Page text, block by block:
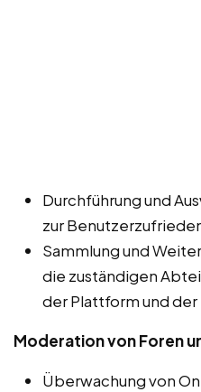
Durchführung und
zur
Sammlung und
die zuständigen
der Plattform und
Moderation von Foren
Überwachung von